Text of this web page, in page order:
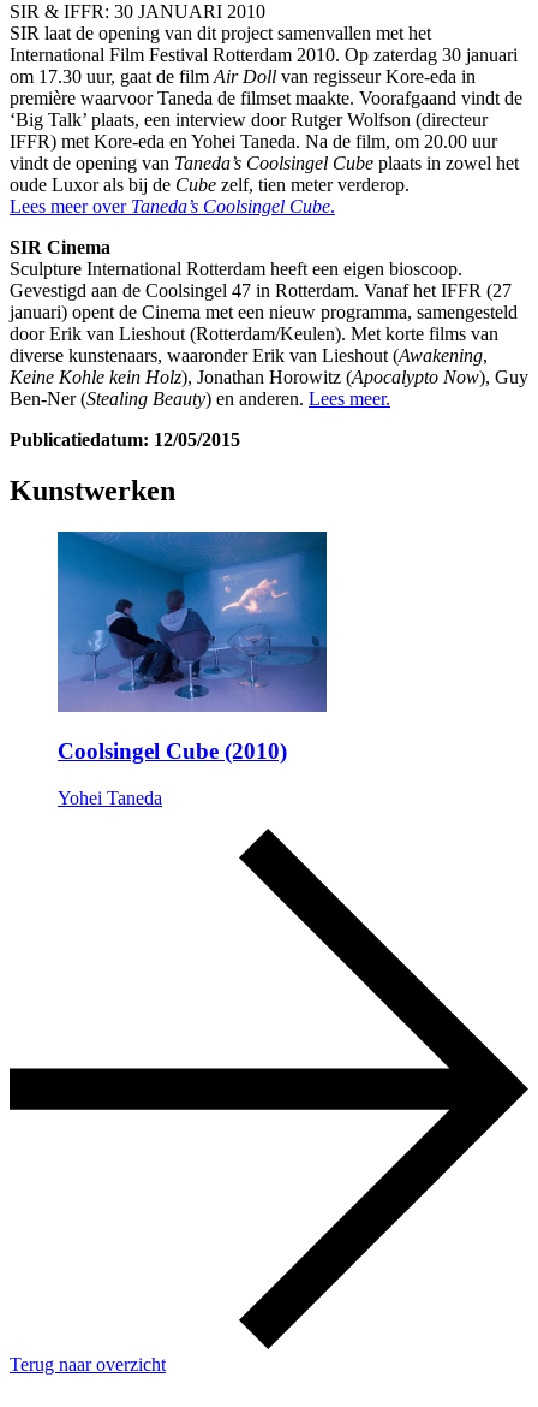
SIR & IFFR: 30 JANUARI 2010
SIR laat de opening van dit project samenvallen met het
International Film Festival Rotterdam 2010. Op zaterdag 30 januari
om 17.30 uur, gaat de filmAir Doll van regisseur Kore-eda in
première waarvoor Taneda de filmset maakte. Voorafgaand vindt de
‘Big Talk’ plaats, een interview door Rutger Wolfson (directeur
IFFR) met Kore-eda en Yohei Taneda. Na de film, om 20.00 uur
vindt de opening van Taneda’s Coolsingel Cube plaats in zowel het
oude Luxor als bij de Cube zelf, tien meter verderop.
Lees meer over Taneda’s Coolsingel Cube.
SIR Cinema
Sculpture International Rotterdam heeft een eigen bioscoop.
Gevestigd aan de Coolsingel 47 in Rotterdam. Vanaf het IFFR (27
januari) opent de Cinema met een nieuw programma, samengesteld
door Erik van Lieshout (Rotterdam/Keulen). Met korte films van
diverse kunstenaars, waaronder Erik van Lieshout (Awakening,
Keine Kohle kein Holz), Jonathan Horowitz (Apocalypto Now), Guy
Ben-Ner (Stealing Beauty) en anderen. Lees meer.
Publicatiedatum: 12/05/2015
Kunstwerken
Coolsingel Cube (2010)
Yohei Taneda
Terug naar overzicht